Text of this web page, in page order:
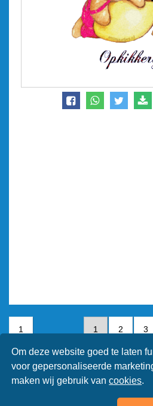
Om deze website goed te laten
voor gepersonaliseerde
maken wij gebruik vancookies.
1 1 2 3